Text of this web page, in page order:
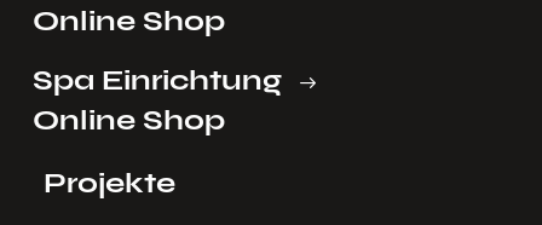
Online Shop
Spa Einrichtung
Online Shop
Projekte